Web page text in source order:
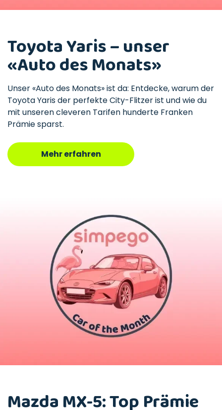
Toyota Yaris – unser
«Auto des Monats»
Unser «Auto des Monats» ist da: Entdecke, warum der
Toyota Yaris der perfekte City-Flitzer ist und wie du
mit unseren cleveren Tarifen hunderte Franken
Prämie sparst.
Mehr erfahren
Mazda MX-5: Top Prämie